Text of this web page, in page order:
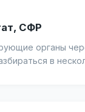
СФР
органы
в